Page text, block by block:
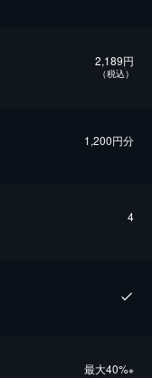
2,189円
（税込）
1,200円分
4
最⼤40%※